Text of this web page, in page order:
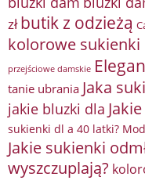
zł butik z odzieżą
kolorowe sukienki
przejściowe damskie
tanie ubrania Jaka
jakie bluzki dla
sukienki dl a 40 latki?
Jakie sukienki
wyszczuplają?